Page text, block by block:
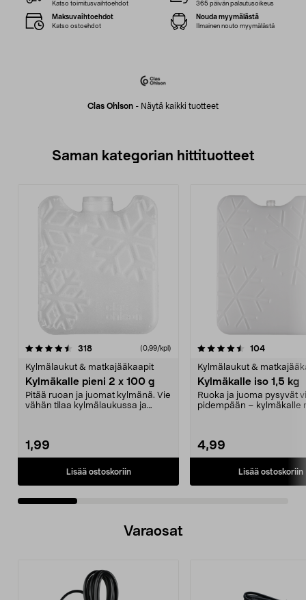
Clas Ohlson - Näytä kaikki tuotteet
Katso toimitusvaihtoehdot 365 päivän palautusoikeus
Maksuvaihtoehdot
Katso ostoehdot
Nouda myymälästä
Ilmainen nouto myymälästä
Saman kategorian hittituotteet
318arvostelut (0,99/kpl)
Kylmälaukut & matkajääkaapit
Kylmäkalle pieni 2 x 100 g
Pitää ruoan ja juomat kylmänä. Vie
vähän tilaa kylmälaukussa ja
1,99
Lisää ostoskoriin
4.5 viidestä
104arvostelut
Kylmälaukut &
Kylmäkalle iso 1,5 kg
Ruoka ja juoma pysyvät
pidempään – kylmäkalle
4,99
Lisää ostoskoriin
4.5 viidestä
Varaosat